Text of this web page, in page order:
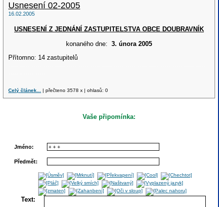
Usnesení 02-2005
16.02.2005
USNESENÍ Z JEDNÁNÍ ZASTUPITELSTVA OBCE DOUBRAVNÍK
konaného dne: 3. února 2005
Přítomno: 14 zastupitelů
Celý článek... | přečteno 3578 x | ohlasů: 0
Vaše připomínka:
Jméno:
Předmět:
Text: